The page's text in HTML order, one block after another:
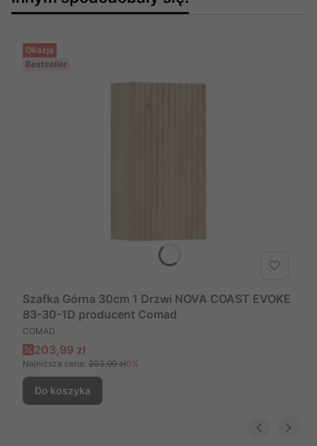
Okazja
Bestseller
Szafka Górna 30cm 1 Drzwi NOVA COAST EVOKE
83-30-1D producent Comad
PRODUCENT
COMAD
Cena promocyjna
203,99 zł
Najniższa cena: 203,99 zł0%
Do koszyka